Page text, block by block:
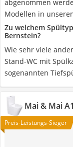
abgenommen
Modellen in
Zu welchem
Bernstein?
Wie sehr viele
Stand-WC mit
sogenannten
Mai & Mai
Preis-Leistungs-Sieger